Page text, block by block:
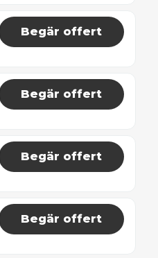
Begär offert
Begär offert
Begär offert
Begär offert